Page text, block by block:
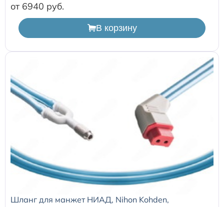
от 6940
В корзину
Шланг для манжет НИАД, Nihon Kohden,